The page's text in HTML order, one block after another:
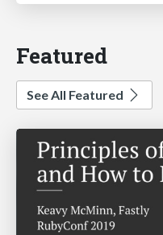
Featured
See All Featured